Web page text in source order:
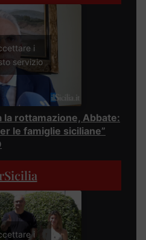
i
servizio
la rottamazione, Abbate:
le famiglie siciliane”
i